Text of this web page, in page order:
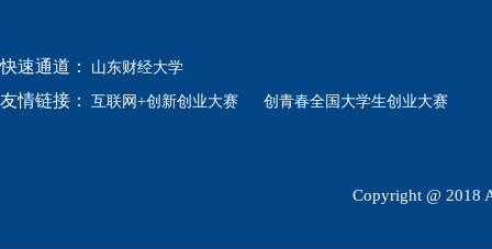
快速通道： 山东财经大学
友情链接： 互联网+创新创业大赛 创青春全国大学生创业大赛
Copyright @ 2018